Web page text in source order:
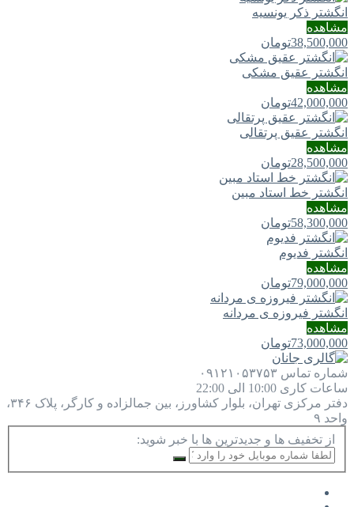
انگشتر ذکر یونسیه
مشاهده
38,500,000تومان
انگشتر عقیق مشکی
مشاهده
42,000,000تومان
انگشتر عقیق پرتقالی
مشاهده
28,500,000تومان
انگشتر خط استاد مبین
مشاهده
58,300,000تومان
انگشتر فدیوم
مشاهده
79,000,000تومان
انگشتر فیروزه ی مردانه
مشاهده
73,000,000تومان
شماره تماس ۰۹۱۲۱۰۵۳۷۵۳
ساعات کاری 10:00 الی 22:00
دفتر مرکزی
تهران، بلوار کشاورز، بین جمالزاده و کارگر، پلاک ۳۴۶،
واحد ۹
از تخفیف ها و جدیدترین ها با خبر شوید: